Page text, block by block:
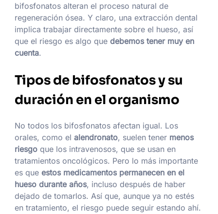
bifosfonatos alteran el proceso natural de
regeneración ósea. Y claro, una extracción dental
implica trabajar directamente sobre el hueso, así
que el riesgo es algo que debemos tener muy en
cuenta.
Tipos de bifosfonatos y su
duración en el organismo
No todos los bifosfonatos afectan igual. Los
orales, como el alendronato, suelen tener menos
riesgo que los intravenosos, que se usan en
tratamientos oncológicos. Pero lo más importante
es que estos medicamentos permanecen en el
hueso durante años, incluso después de haber
dejado de tomarlos. Así que, aunque ya no estés
en tratamiento, el riesgo puede seguir estando ahí.